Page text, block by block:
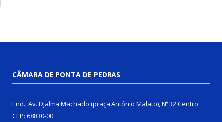
CÂMARA DE PONTA DE PEDRAS
End.: Av. Djalma Machado (praça Antônio Malato), Nº 32 Centro
CEP: 68830-00